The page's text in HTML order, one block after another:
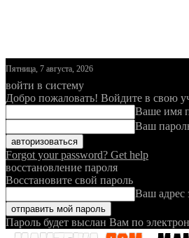
Пятница, 7 августа, 2026
войти в систему
Добро пожаловать! Войдите в свою
Ваше имя
Ваш
Forgot your password? Get help
восстановление пароля
Восстановите свой пароль
Ваш адрес
Пароль будет выслан Вам по